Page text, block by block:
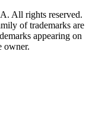
All rights reserved.
of trademarks are
appearing on
owner.